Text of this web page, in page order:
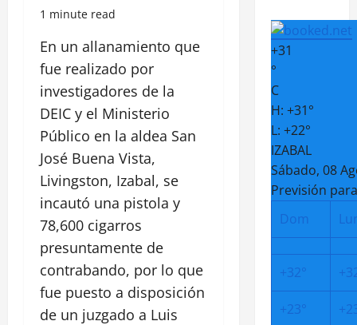
1 minute read
En un allanamiento que
fue realizado por
investigadores de la
DEIC y el Ministerio
Público en la aldea San
José Buena Vista,
Livingston, Izabal, se
incautó una pistola y
78,600 cigarros
presuntamente de
contrabando, por lo que
fue puesto a disposición
de un juzgado a Luis
+31
°
C
H: +31°
L: +22°
IZABAL
Sábado, 08
Previsión
Dom
+32° +
+23° +